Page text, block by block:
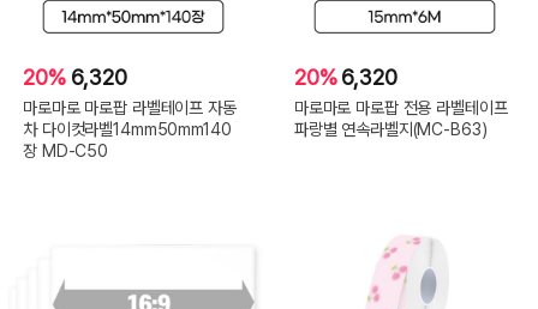
20% 6,320
마로마로 마로팝 라벨테이프 자동
차 다이컷라벨14mm50mm140
장 MD-C50
20%6,320
마로마로 마로팝 전용 라벨테이프
파랑별 연속라벨지(MC-B63)